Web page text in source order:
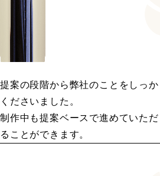
提案の段階から弊社のことをしっ
くださいました。
制作中も提案ベースで進めていた
ることができます。